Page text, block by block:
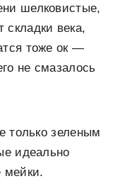
шелковистые,
складки века,
тоже ок —
не смазалось
только зеленым
идеально
мейки.